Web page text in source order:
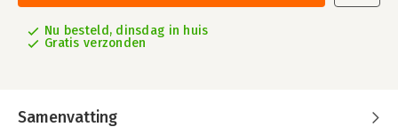
Nu besteld, dinsdag in huis
Gratis verzonden
Samenvatting